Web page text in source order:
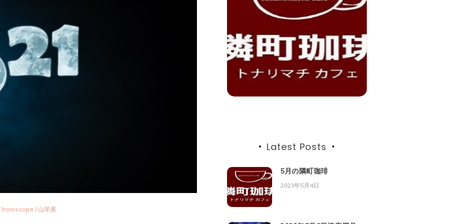
horoscope / 山羊座
Latest Posts
5月の隣町珈琲
2023年5月4日